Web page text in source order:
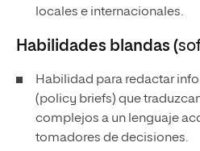
locales e internacionales.
Habilidades blandas (
Habilidad para redactar
(policy briefs) que
complejos a un lenguaje
tomadores de decisiones.